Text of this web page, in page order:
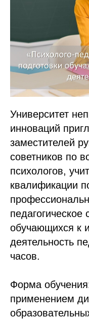
Университет
инноваций
заместителей
советников по
психологов,
квалификации
педагогическое
обучающихся к
деятельность
часов.
Форма
применением